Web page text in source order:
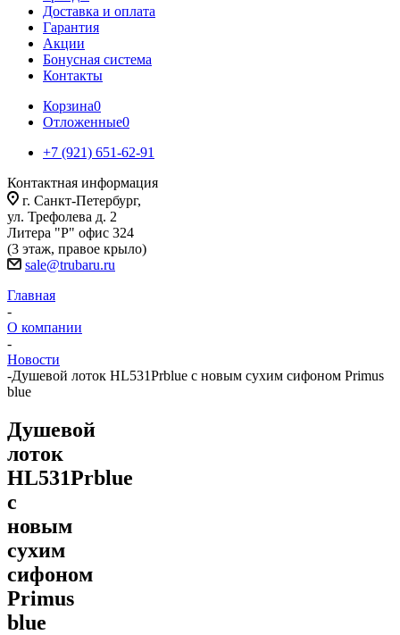
Доставка и оплата
Гарантия
Акции
Бонусная система
Контакты
Корзина0
Отложенные0
+7 (921) 651-62-91
Контактная информация
г. Санкт-Петербург,
ул. Трефолева д. 2
Литера "Р" офис 324
(3 этаж, правое крыло)
sale@trubaru.ru
Главная
-
О компании
-
Новости
-Душевой лоток HL531Prblue с новым сухим сифоном Primus
blue
Душевой
лоток
HL531Prblue
с
новым
сухим
сифоном
Primus
blue